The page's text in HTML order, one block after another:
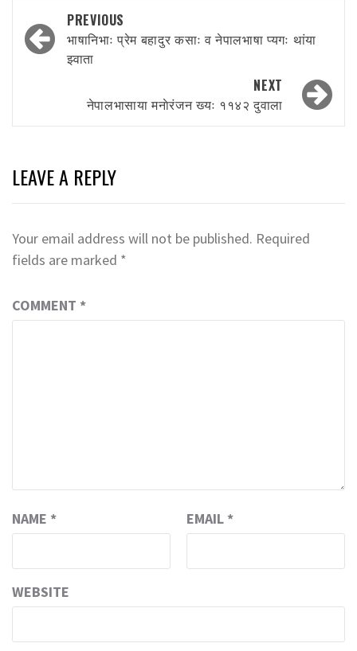
Post
navigation
PREVIOUS
भाषानिभाः प्रेम बहादुर कसाः व नेपालभाषा प्यगः थांया
झ्वाता
NEXT
नेपालभासाया मनाेरंजन ख्यः ११४२ दुवाला
LEAVE A REPLY
Your email address will not be published. Required
fields are marked *
COMMENT *
NAME * EMAIL *
WEBSITE